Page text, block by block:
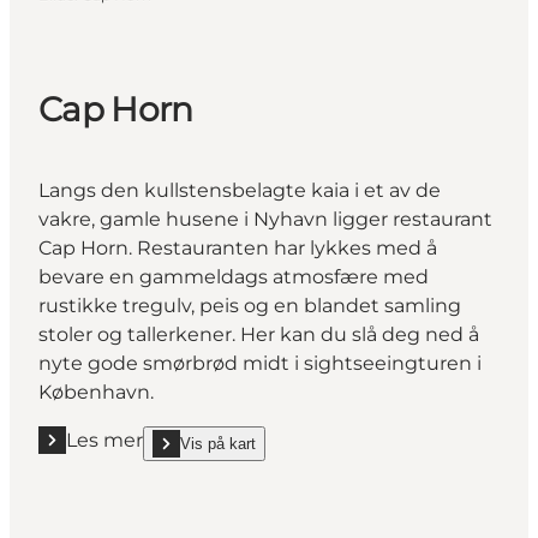
Cap Horn
Langs den kullstensbelagte kaia i et av de
vakre, gamle husene i Nyhavn ligger restaurant
Cap Horn. Restauranten har lykkes med å
bevare en gammeldags atmosfære med
rustikke tregulv, peis og en blandet samling
stoler og tallerkener. Her kan du slå deg ned å
nyte gode smørbrød midt i sightseeingturen i
København.
Les mer
Les mer "Cap Horn"
Vis på kart
show Cap Horn on_map